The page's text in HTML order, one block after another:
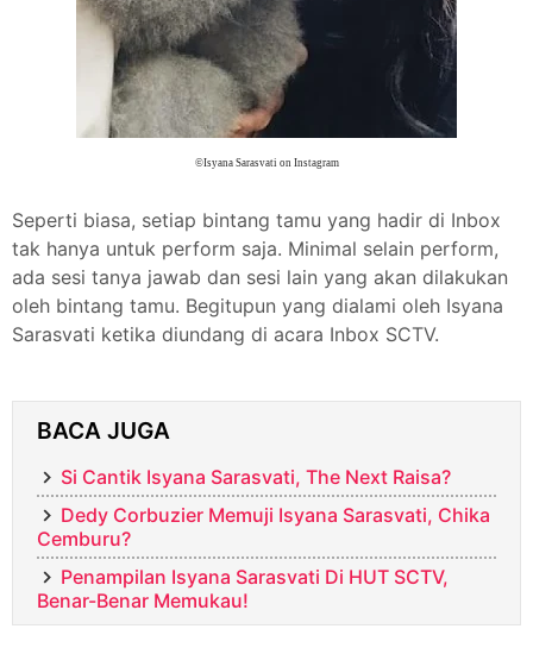
©Isyana Sarasvati on Instagram
Seperti biasa, setiap bintang tamu yang hadir di Inbox
tak hanya untuk perform saja. Minimal selain perform,
ada sesi tanya jawab dan sesi lain yang akan dilakukan
oleh bintang tamu. Begitupun yang dialami oleh Isyana
Sarasvati ketika diundang di acara Inbox SCTV.
BACA JUGA
Si Cantik Isyana Sarasvati, The Next Raisa?
Dedy Corbuzier Memuji Isyana Sarasvati, Chika
Cemburu?
Penampilan Isyana Sarasvati Di HUT SCTV,
Benar-Benar Memukau!